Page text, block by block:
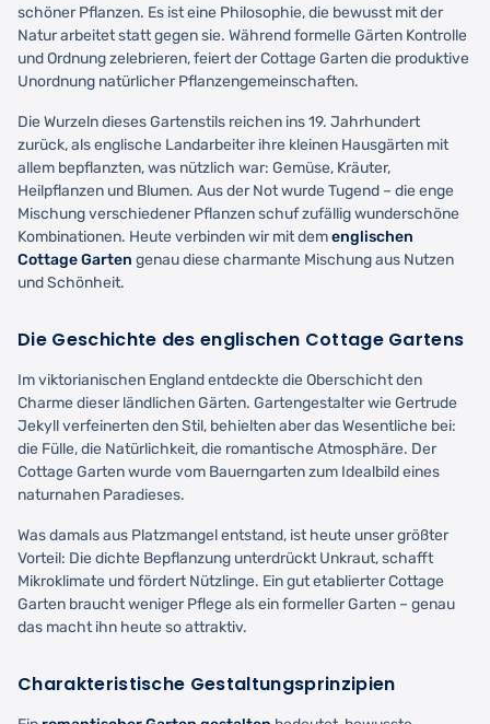
schöner Pflanzen. Es ist eine Philosophie, die bewusst mit der
Natur arbeitet statt gegen sie. Während formelle Gärten Kontrolle
und Ordnung zelebrieren, feiert der Cottage Garten die produktive
Unordnung natürlicher Pflanzengemeinschaften.
Die Wurzeln dieses Gartenstils reichen ins 19. Jahrhundert
zurück, als englische Landarbeiter ihre kleinen Hausgärten mit
allem bepflanzten, was nützlich war: Gemüse, Kräuter,
Heilpflanzen und Blumen. Aus der Not wurde Tugend – die enge
Mischung verschiedener Pflanzen schuf zufällig wunderschöne
Kombinationen. Heute verbinden wir mit demenglischen
Cottage Garten genau diese charmante Mischung aus Nutzen
und Schönheit.
Die Geschichte des englischen Cottage Gartens
Im viktorianischen England entdeckte die Oberschicht den
Charme dieser ländlichen Gärten. Gartengestalter wie Gertrude
Jekyll verfeinerten den Stil, behielten aber das Wesentliche bei:
die Fülle, die Natürlichkeit, die romantische Atmosphäre. Der
Cottage Garten wurde vom Bauerngarten zum Idealbild eines
naturnahen Paradieses.
Was damals aus Platzmangel entstand, ist heute unser größter
Vorteil: Die dichte Bepflanzung unterdrückt Unkraut, schafft
Mikroklimate und fördert Nützlinge. Ein gut etablierter Cottage
Garten braucht weniger Pflege als ein formeller Garten – genau
das macht ihn heute so attraktiv.
Charakteristische Gestaltungsprinzipien